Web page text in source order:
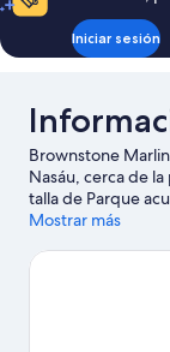
Iniciar sesión
Brownstone
Nasáu, cerca de
talla de Parque
belleza natural de
el calendario de
Mostrar más